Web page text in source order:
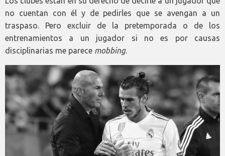
no cuentan con él y de pedirles que se avengan a un
traspaso. Pero excluir de la pretemporada o de los
entrenamientos a un jugador si no es por causas
disciplinarias me parece mobbing.